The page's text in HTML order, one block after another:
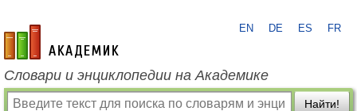
academic.ru
EN DE ES FR
Словари и энциклопедии на Академике
Найти!